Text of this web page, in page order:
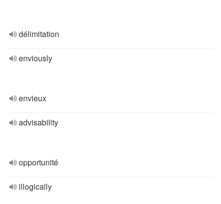
délimitation
enviously
envieux
advisability
opportunité
illogically